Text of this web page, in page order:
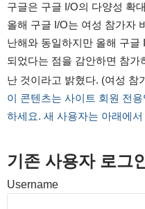
구글은 구글 I/O의 다양성 확
올해 구글 I/O는 여성 참가자
난해와 동일하지만 올해 구글
되었다는 점을 감안하면 참가
난 것이라고 밝혔다. (여성 참
이 콘텐츠는 사이트 회원 전
하세요. 새 사용자는 아래에
기존 사용자 로그
Username